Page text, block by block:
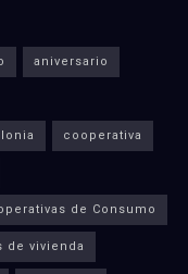
aniversario
cooperativa
de Consumo
de vivienda